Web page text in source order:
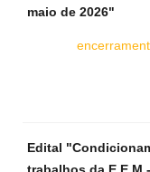
maio de 2026"
Edital